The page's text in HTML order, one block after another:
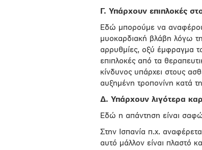
Γ. Υπάρχουν επιπλοκές
Εδώ μπορούμε να
μυοκαρδιακή βλάβη λόγω
αρρυθμίες, οξύ έμφραγμα
επιπλοκές από τα
κίνδυνος υπάρχει στους
αυξημένη τροπονίνη κατά
Δ. Υπάρχουν λιγότερα
Εδώ η απάντηση είναι
Στην Ισπανία π.χ.
αυτό μάλλον είναι πλαστό